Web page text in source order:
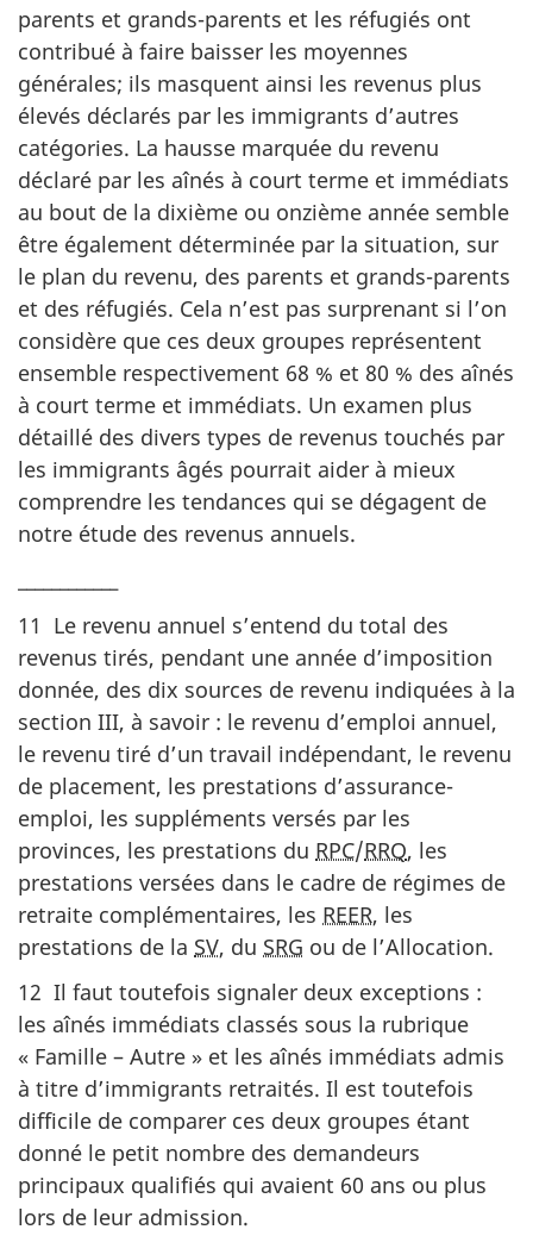
parents et grands-parents et les réfugiés ont
contribué à faire baisser les moyennes
générales; ils masquent ainsi les revenus plus
élevés déclarés par les immigrants d’autres
catégories. La hausse marquée du revenu
déclaré par les aînés à court terme et immédiats
au bout de la dixième ou onzième année semble
être également déterminée par la situation, sur
le plan du revenu, des parents et grands-parents
et des réfugiés. Cela n’est pas surprenant si l’on
considère que ces deux groupes représentent
ensemble respectivement 68 % et 80 % des aînés
à court terme et immédiats. Un examen plus
détaillé des divers types de revenus touchés par
les immigrants âgés pourrait aider à mieux
comprendre les tendances qui se dégagent de
notre étude des revenus annuels.
11 Le revenu annuel s’entend du total des
revenus tirés, pendant une année d’imposition
donnée, des dix sources de revenu indiquées à la
section III, à savoir : le revenu d’emploi annuel,
le revenu tiré d’un travail indépendant, le revenu
de placement, les prestations d’assurance-
emploi, les suppléments versés par les
provinces, les prestations du RPC/RRQ, les
prestations versées dans le cadre de régimes de
retraite complémentaires, les REER, les
prestations de la SV, du SRG ou de l’Allocation.
12 Il faut toutefois signaler deux exceptions :
les aînés immédiats classés sous la rubrique
« Famille – Autre » et les aînés immédiats admis
à titre d’immigrants retraités. Il est toutefois
difficile de comparer ces deux groupes étant
donné le petit nombre des demandeurs
principaux qualifiés qui avaient 60 ans ou plus
lors de leur admission.